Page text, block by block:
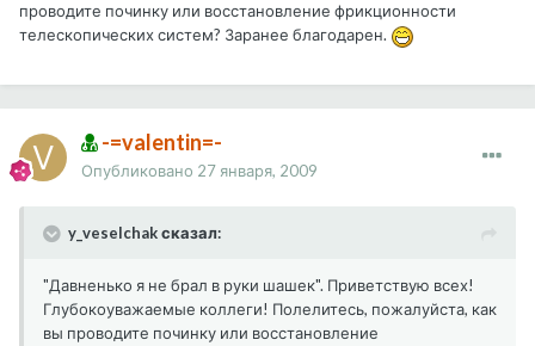
проводите починку или восстановление фрикционности
телескопических систем? Заранее благодарен.
-=valentin=-
Опубликовано 27 января, 2009
y_veselchak сказал:
"Давненько я не брал в руки шашек". Приветствую всех!
Глубокоуважаемые коллеги! Полелитесь, пожалуйста, как
вы проводите починку или восстановление